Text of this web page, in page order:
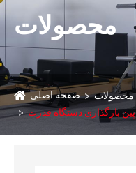
محصولات
صفحه اصلی محصولات
پین بارگذاری دستگاه قدرت